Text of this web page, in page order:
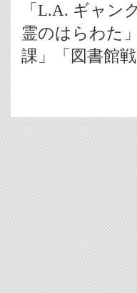
「L.A. ギャン
霊のはらわた
課」「図書館